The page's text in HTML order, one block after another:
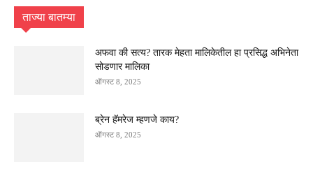
ताज्या बातम्या
अफवा की सत्य? तारक मेहता मालिकेतील हा प्रसिद्ध अभिनेता
सोडणार मालिका
ऑगस्ट 8, 2025
ब्रेन हॅमरेज म्हणजे काय?
ऑगस्ट 8, 2025